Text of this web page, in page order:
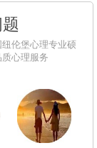
伦堡心理专业硕
心理服务